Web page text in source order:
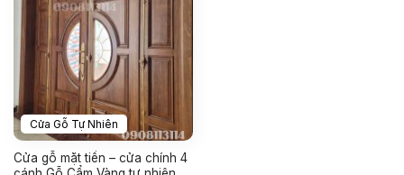
Cửa Gỗ Tự Nhiên
Cửa gỗ mặt tiền – cửa chính 4